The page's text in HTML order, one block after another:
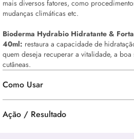
mais diversos fatores, como
mudanças climáticas etc.
Bioderma Hydrabio Hidratante &
40ml: restaura a capacidade de
quem deseja recuperar a vitalidade, a
cutâneas.
Como Usar
Ação / Resultado